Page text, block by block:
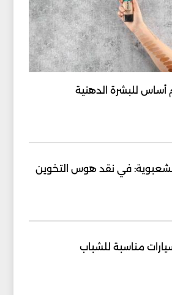
للبشرة الدهنية
في نقد هوس التخوين